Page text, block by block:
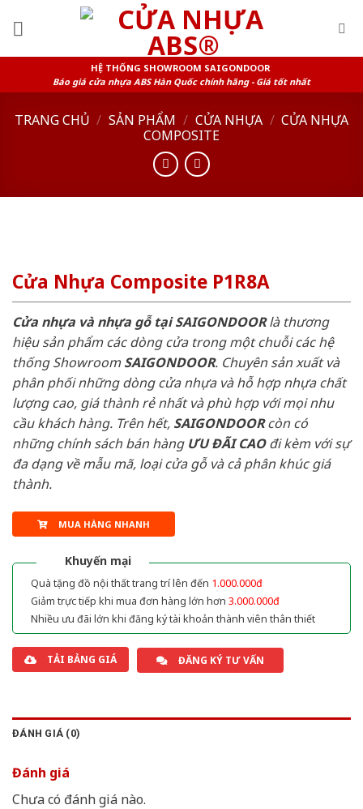
HỆ THỐNG SHOWROOM SAIGONDOOR
Báo giá cửa nhựa ABS Hàn Quốc chính hãng - Giá tốt nhất
TRANG CHỦ / SẢN PHẨM / CỬA NHỰA / CỬA NHỰA
COMPOSITE
Cửa Nhựa Composite P1R8A
Cửa nhựa và nhựa gỗ tại SAIGONDOORlà thương
hiệu sản phẩm các dòng cửa trong một chuỗi các hệ
thống ShowroomSAIGONDOOR. Chuyên sản xuất và
phân phối những dòng cửa nhựa và hỗ hợp nhựa chất
lượng cao, giá thành rẻ nhất và phù hợp với mọi nhu
cầu khách hàng. Trên hết, SAIGONDOORcòn có
những chính sách bán hàng ƯU ĐÃI CAOđi kèm với sự
đa dạng về mẫu mã, loại cửa gỗ và cả phân khúc giá
thành.
MUA HÀNG NHANH
Khuyến mại
Quà tặng đồ nội thất trang trí lên đến 1.000.000đ
Giảm trực tiếp khi mua đơn hàng lớn hơn 3.000.000đ
Nhiều ưu đãi lớn khi đăng ký tài khoản thành viên thân thiết
TẢI BẢNG GIÁ ĐĂNG KÝ TƯ VẤN
ĐÁNH GIÁ (0)
Đánh giá
Chưa có đánh giá nào.